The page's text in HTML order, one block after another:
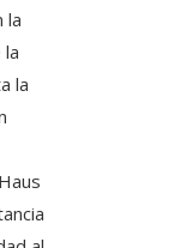
la
la